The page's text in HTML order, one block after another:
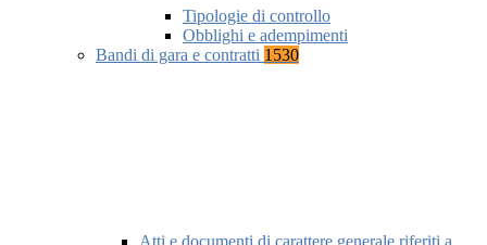
Tipologie di controllo
Obblighi e adempimenti
Bandi di gara e contratti 1530